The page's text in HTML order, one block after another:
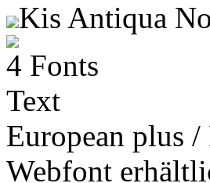
Kis Antiqua
4 Fonts
Text
European plus /
Webfont